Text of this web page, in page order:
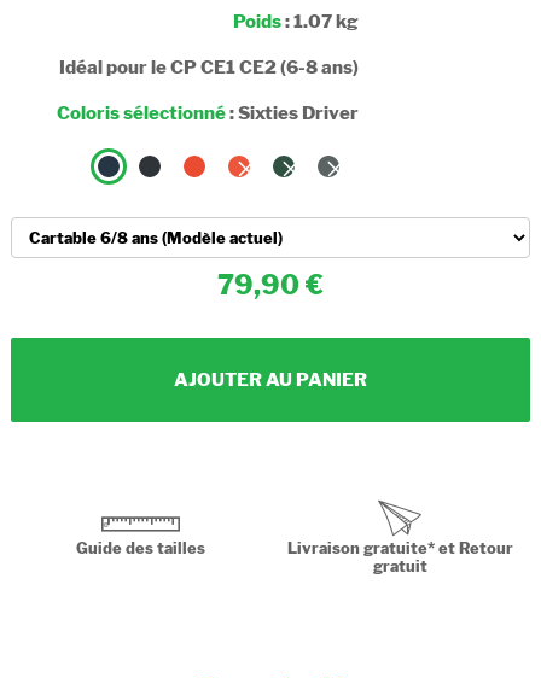
Poids: 1.07 kg
Idéal pour le CP CE1 CE2 (6-8 ans)
Coloris sélectionné:Sixties Driver
79,90
AJOUTER AU PANIER
Guide des tailles
Livraison gratuite* et Retour
gratuit